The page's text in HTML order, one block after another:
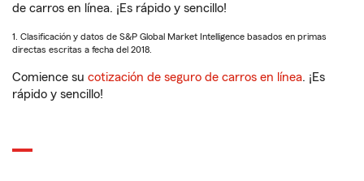
de carros en línea. ¡Es rápido y sencillo!
1. Clasificación y datos de S&P Global Market Intelligence basados en primas
directas escritas a fecha del 2018.
Comience su cotización de seguro de carros en línea. ¡Es
rápido y sencillo!